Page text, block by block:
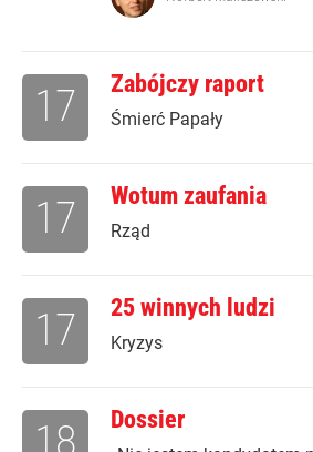
Zabójczy raport
Śmierć Papały
17
Wotum zaufania
Rząd
17
25 winnych ludzi
Kryzys
17
Dossier
18